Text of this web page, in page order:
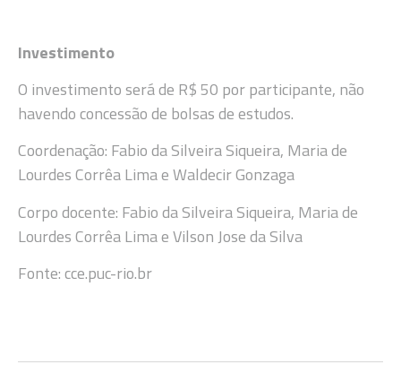
Investimento
O investimento será de R$ 50 por participante, não
havendo concessão de bolsas de estudos.
Coordenação: Fabio da Silveira Siqueira, Maria de
Lourdes Corrêa Lima e Waldecir Gonzaga
Corpo docente: Fabio da Silveira Siqueira, Maria de
Lourdes Corrêa Lima e Vilson Jose da Silva
Fonte: cce.puc-rio.br